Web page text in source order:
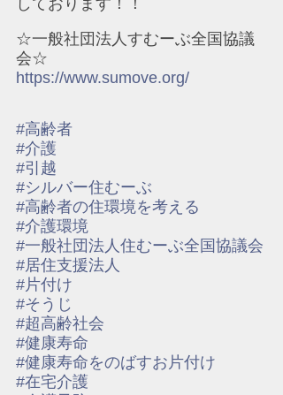
しております！！
☆一般社団法人すむーぶ全国協議
会☆
https://www.sumove.org/
#高齢者
#介護
#引越
#シルバー住むーぶ
#高齢者の住環境を考える
#介護環境
#一般社団法人住むーぶ全国協議会
#居住支援法人
#片付け
#そうじ
#超高齢社会
#健康寿命
#健康寿命をのばすお片付け
#在宅介護